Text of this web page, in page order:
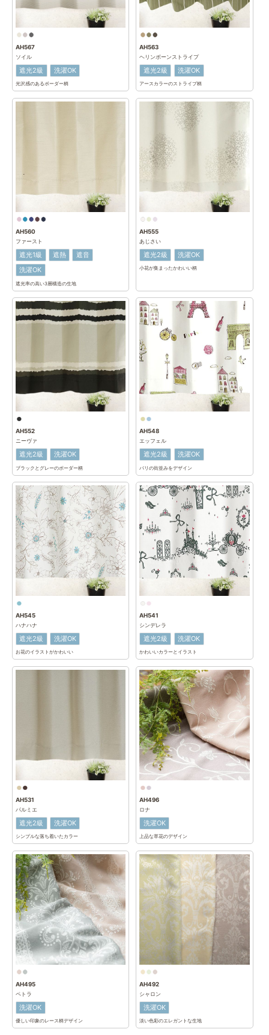
AH567
ソイル
遮光2級 洗濯OK
光沢感のあるボーダー柄
AH563
ヘリンボーンストライプ
遮光2級 洗濯OK
アースカラーのストライプ柄
AH560
ファースト
遮光1級 遮熱
遮音
洗濯OK
遮光率の高い3層構造の生地
AH555
あじさい
遮光2級 洗濯OK
小花が集まったかわいい柄
AH552
ニーヴァ
遮光2級 洗濯OK
ブラックとグレーのボーダー柄
AH548
エッフェル
遮光2級 洗濯OK
パリの街並みをデザイン
AH545
ハナハナ
遮光2級 洗濯OK
お花のイラストがかわいい
AH541
シンデレラ
遮光2級 洗濯OK
かわいいカラーとイラスト
AH531
パルミエ
遮光2級 洗濯OK
シンプルな落ち着いたカラー
AH496
ロナ
洗濯OK
上品な草花のデザイン
AH495
ペトラ
洗濯OK
優しい印象のレース柄デザイン
AH492
シャロン
洗濯OK
淡い色彩のエレガントな生地